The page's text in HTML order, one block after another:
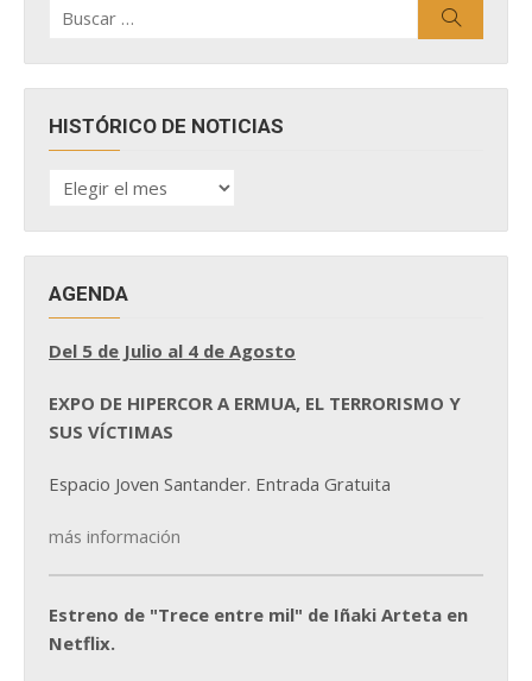
por:
HISTÓRICO DE NOTICIAS
HISTÓRICO
DE
AGENDA
Del 5 de Julio al 4 de Agosto
EXPO DE HIPERCOR A ERMUA, EL TERRORISMO Y
SUS VÍCTIMAS
Espacio Joven Santander. Entrada Gratuita
más información
Estreno de "Trece entre mil" de Iñaki Arteta en
Netflix.